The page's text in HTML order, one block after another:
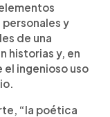
y
de una
historias y, en
el ingenioso uso
“la poética